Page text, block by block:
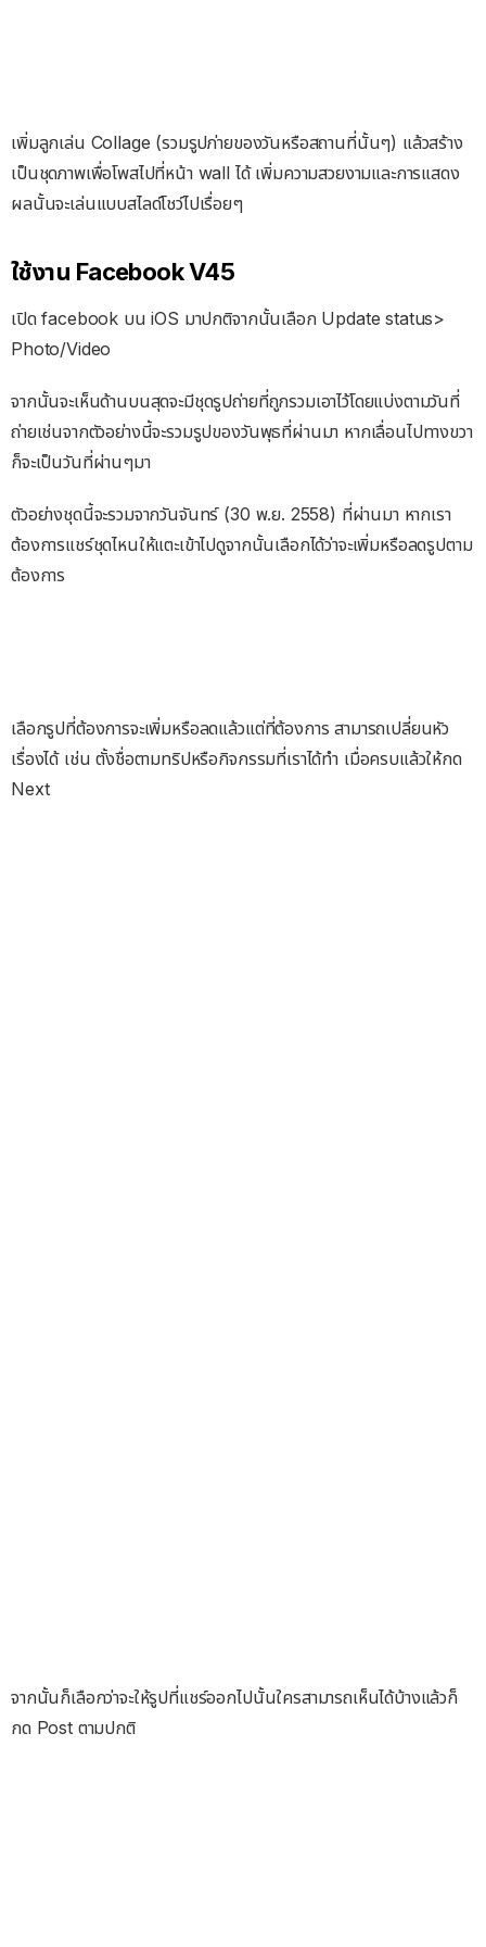
เพิ่มลูกเล่น Collage (รวมรูปภ่ายของวันหรือสถานที่นั้นๆ) แล้วสร้าง
เป็นชุดภาพเพื่อโพสไปที่หน้า wall ได้ เพิ่มความสวยงามและการแสดง
ผลนั้นจะเล่นแบบสไลด์โชว์ไปเรื่อยๆ
ใช้งาน Facebook V45
เปิด facebook บน iOS มาปกติจากนั้นเลือก Update status>
Photo/Video
จากนั้นจะเห็นด้านบนสุดจะมีชุดรูปถ่ายที่ถูกรวมเอาไว้โดยแบ่งตามวันที่
ถ่ายเช่นจากตัวอย่างนี้จะรวมรูปของวันพุธที่ผ่านมา หากเลื่อนไปทางขวา
ก็จะเป็นวันที่ผ่านๆมา
ตัวอย่างชุดนี้จะรวมจากวันจันทร์ (30 พ.ย. 2558) ที่ผ่านมา หากเรา
ต้องการแชร์ชุดไหนให้แตะเข้าไปดูจากนั้นเลือกได้ว่าจะเพิ่มหรือลดรูปตาม
ต้องการ
เลือกรูปที่ต้องการจะเพิ่มหรือลดแล้วแต่ที่ต้องการ สามารถเปลี่ยนหัว
เรื่องได้ เช่น ตั้งชื่อตามทริปหรือกิจกรรมที่เราได้ทำ เมื่อครบแล้วให้กด
Next
จากนั้นก็เลือกว่าจะให้รูปที่แชร์ออกไปนั้นใครสามารถเห็นได้บ้างแล้วก็
กด Post ตามปกติ